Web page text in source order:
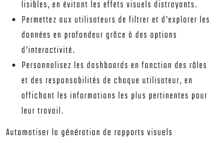
lisibles, en évitant les effets visuels distrayants.
Permettez aux utilisateurs de filtrer et d’explorer les
données en profondeur grâce à des options
d’interactivité.
Personnalisez les dashboards en fonction des rôles
et des responsabilités de chaque utilisateur, en
affichant les informations les plus pertinentes pour
leur travail.
Automatiser la génération de rapports visuels